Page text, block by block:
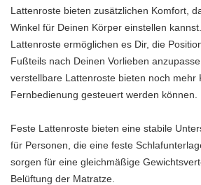
Lattenroste bieten zusätzlichen Komfort,
Winkel für Deinen Körper einstellen
Lattenroste ermöglichen es Dir, die
Fußteils nach Deinen Vorlieben
verstellbare Lattenroste bieten noch mehr
Fernbedienung gesteuert werden können.
Feste Lattenroste bieten eine stabile
für Personen, die eine feste
sorgen für eine gleichmäßige
Belüftung der Matratze.